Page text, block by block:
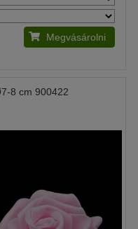
Megvásárolni
8 cm 900422